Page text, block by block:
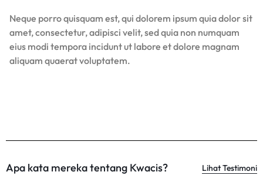
Neque porro quisquam est, qui dolorem ipsum quia dolor sit
amet, consectetur, adipisci velit, sed quia non numquam
eius modi tempora incidunt ut labore et dolore magnam
aliquam quaerat voluptatem.
Apa kata mereka tentang Kwacis? Lihat Testimoni